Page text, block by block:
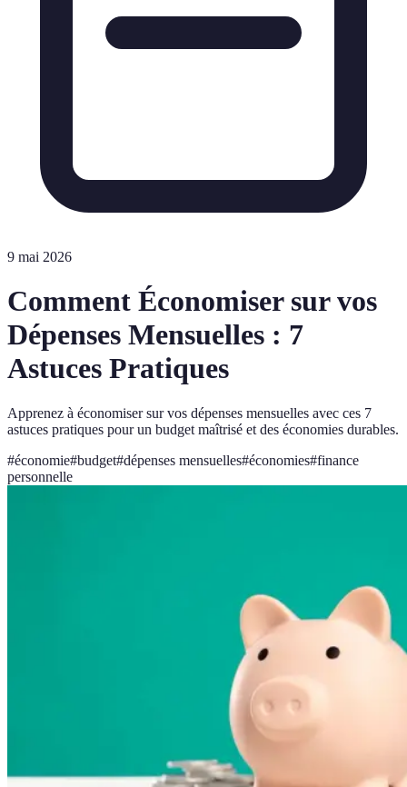
9 mai 2026
Comment Économiser sur vos
Dépenses Mensuelles : 7
Astuces Pratiques
Apprenez à économiser sur vos dépenses mensuelles avec ces 7
astuces pratiques pour un budget maîtrisé et des économies durables.
#économie#budget#dépenses mensuelles#économies#finance
personnelle